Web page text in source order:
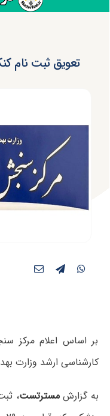
تعویق ثبت نام
بر اساس اعلام مرکز
کارشناسی ارشد وزارت
به گزارشمسترتست،